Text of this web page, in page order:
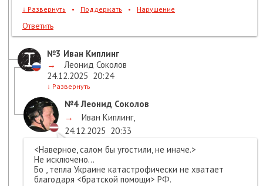
↓ Развернуть • Поддержать • Нарушение
Ответить
№3 Иван Киплинг
→
Леонид Соколов
24.12.2025 20:24
↓ Развернуть
№4Леонид Соколов
→
Иван Киплинг,
24.12.2025 20:33
<Наверное, салом бы угостили, не иначе.>
Не исключено...
Бо , тепла Украине катастрофически не хватает
благодаря <братской помощи> РФ.